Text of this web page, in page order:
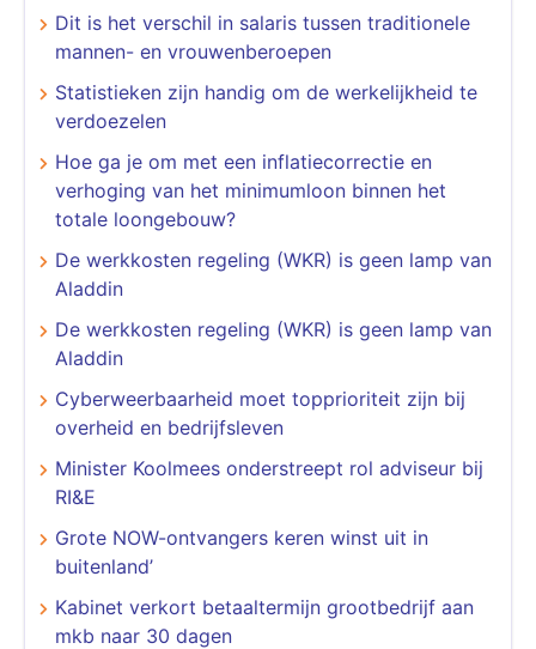
Dit is het verschil in salaris tussen traditionele
mannen- en vrouwenberoepen
Statistieken zijn handig om de werkelijkheid te
verdoezelen
Hoe ga je om met een inflatiecorrectie en
verhoging van het minimumloon binnen het
totale loongebouw?
De werkkosten regeling (WKR) is geen lamp van
Aladdin
De werkkosten regeling (WKR) is geen lamp van
Aladdin
Cyberweerbaarheid moet topprioriteit zijn bij
overheid en bedrijfsleven
Minister Koolmees onderstreept rol adviseur bij
RI&E
Grote NOW-ontvangers keren winst uit in
buitenland’
Kabinet verkort betaaltermijn grootbedrijf aan
mkb naar 30 dagen